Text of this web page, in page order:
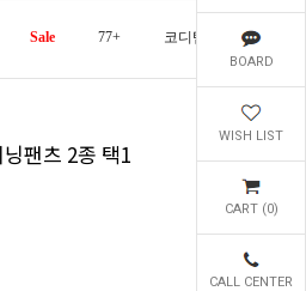
BOARD
WISH LIST
CART (0)
CALL CENTER
Sale 77+ 코디템 오늘발송
팬츠 2종 택1